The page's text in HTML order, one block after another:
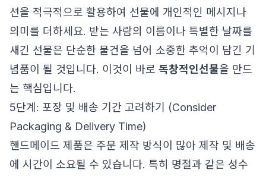
션을 적극적으로 활용하여 선물에 개인적인 메시지나
의미를 더하세요. 받는 사람의 이름이나 특별한 날짜를
새긴 선물은 단순한 물건을 넘어 소중한 추억이 담긴 기
념품이 될 것입니다. 이것이 바로 독창적인선물을 만드
는 핵심입니다.
5단계: 포장 및 배송 기간 고려하기 (Consider
Packaging & Delivery Time)
핸드메이드 제품은 주문 제작 방식이 많아 제작 및 배송
에 시간이 소요될 수 있습니다. 특히 명절과 같은 성수